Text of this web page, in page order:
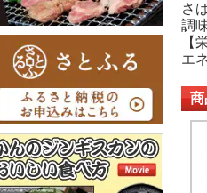
さ
調
【
エ
商